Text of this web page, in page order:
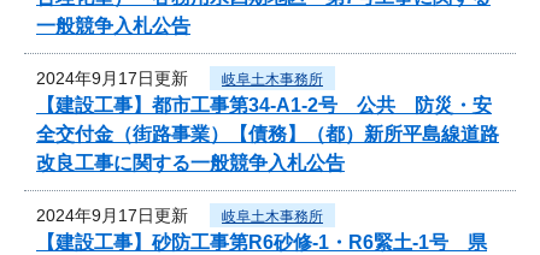
一般競争入札公告
2024年9月17日更新 岐阜土木事務所
【建設工事】都市工事第34-A1-2号 公共 防災・安
全交付金（街路事業）【債務】（都）新所平島線道路
改良工事に関する一般競争入札公告
2024年9月17日更新 岐阜土木事務所
【建設工事】砂防工事第R6砂修-1・R6緊土-1号 県